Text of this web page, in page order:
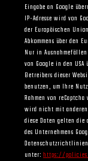
Eingabe an Google
IP-Adresse wird von
der Europäischen
Abkommens über den
Nur in
von Google in den
Betreibers dieser
benutzen, um Ihre
Rahmen von
wird nicht mit anderen
diese Daten gelten die
des Unternehmens
unter: https://